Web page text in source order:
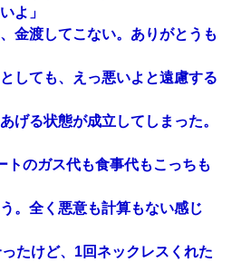
よ」
金渡してこない。ありがとうも
しても、えっ悪いよと遠慮する
げる状態が成立してしまった。
トのガス代も食事代もこっちも
。全く悪意も計算もない感じ
たけど、1回ネックレスくれた